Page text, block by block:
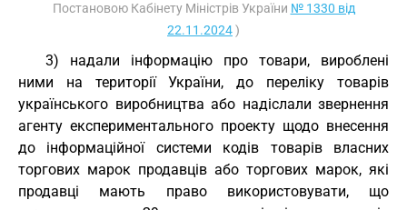
Постановою Кабінету Міністрів України № 1330 від
22.11.2024)
3) надали інформацію про товари, вироблені
ними на території України, до переліку товарів
українського виробництва або надіслали звернення
агенту експериментального проекту щодо внесення
до інформаційної системи кодів товарів власних
торгових марок продавців або торгових марок, які
продавці мають право використовувати, що